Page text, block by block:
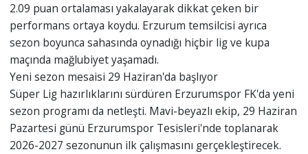
2.09 puan ortalaması yakalayarak dikkat çeken bir
performans ortaya koydu. Erzurum temsilcisi ayrıca
sezon boyunca sahasında oynadığı hiçbir lig ve kupa
maçında mağlubiyet yaşamadı.
Yeni sezon mesaisi 29 Haziran'da başlıyor
Süper Lig hazırlıklarını sürdüren Erzurumspor FK'da yeni
sezon programı da netleşti. Mavi-beyazlı ekip, 29 Haziran
Pazartesi günü Erzurumspor Tesisleri'nde toplanarak
2026-2027 sezonunun ilk çalışmasını gerçekleştirecek.